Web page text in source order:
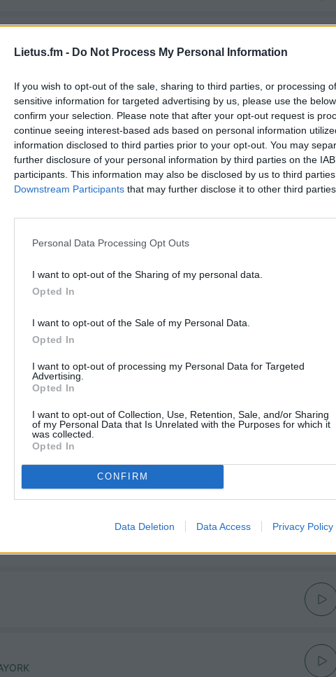
Lietus.fm - Do Not Process My Personal Information
If you wish to opt-out of the sale, sharing to third parties, or processing
sensitive information for targeted advertising by us, please use the
confirm your selection. Please note that after your opt-out request is
continue seeing interest-based ads based on personal information
information disclosed to third parties prior to your opt-out. You may
further disclosure of your personal information by third parties on the
participants. This information may also be disclosed by us to third
Downstream Participants that may further disclose it to other third parties.
Personal Data Processing Opt Outs
I want to opt-out of the Sharing of my personal data.
Opted In
I want to opt-out of the Sale of my Personal Data.
Opted In
I want to opt-out of processing my Personal Data for Targeted
Advertising.
Opted In
I want to opt-out of Collection, Use, Retention, Sale, and/or Sharing
of my Personal Data that Is Unrelated with the Purposes for which it
was collected.
Opted In
CONFIRM
Data Deletion Data Access Privacy Policy
IR RAMINTA
SIMONA NAINE
REDKO